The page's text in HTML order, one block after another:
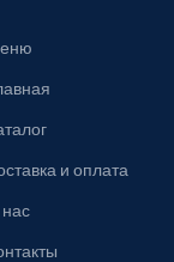
и оплата